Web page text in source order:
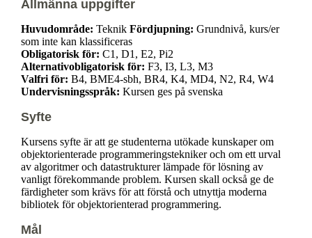
Allmänna uppgifter
Huvudområde: Teknik Fördjupning: Grundnivå, kurs/er
som inte kan klassificeras
Obligatorisk för: C1, D1, E2, Pi2
Alternativobligatorisk för: F3, I3, L3, M3
Valfri för: B4, BME4-sbh, BR4, K4, MD4, N2, R4, W4
Undervisningsspråk: Kursen ges på svenska
Syfte
Kursens syfte är att ge studenterna utökade kunskaper om
objektorienterade programmeringstekniker och om ett urval
av algoritmer och datastrukturer lämpade för lösning av
vanligt förekommande problem. Kursen skall också ge de
färdigheter som krävs för att förstå och utnyttja moderna
bibliotek för objektorienterad programmering.
Mål